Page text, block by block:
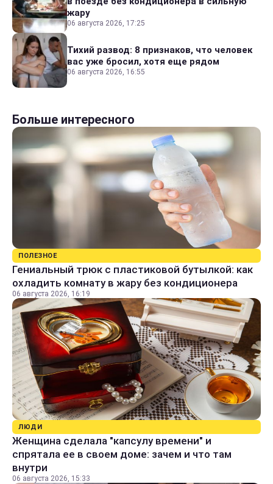
жару
06 августа 2026, 17:25
Тихий развод: 8 признаков, что человек
вас уже бросил, хотя еще рядом
06 августа 2026, 16:55
Больше интересного
ПОЛЕЗНОЕ
Гениальный трюк с пластиковой бутылкой: как
охладить комнату в жару без кондиционера
06 августа 2026, 16:19
ЛЮДИ
Женщина сделала "капсулу времени" и
спрятала ее в своем доме: зачем и что там
внутри
06 августа 2026, 15:33